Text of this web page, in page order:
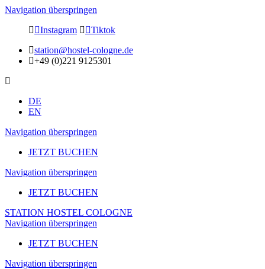
Navigation überspringen
Instagram
Tiktok
station@hostel-cologne.de
+49 (0)221 9125301
DE
EN
Navigation überspringen
JETZT BUCHEN
Navigation überspringen
JETZT BUCHEN
STATION HOSTEL COLOGNE
Navigation überspringen
JETZT BUCHEN
Navigation überspringen